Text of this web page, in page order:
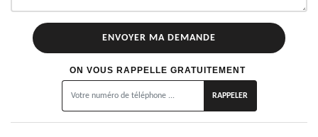
ON VOUS RAPPELLE GRATUITEMENT